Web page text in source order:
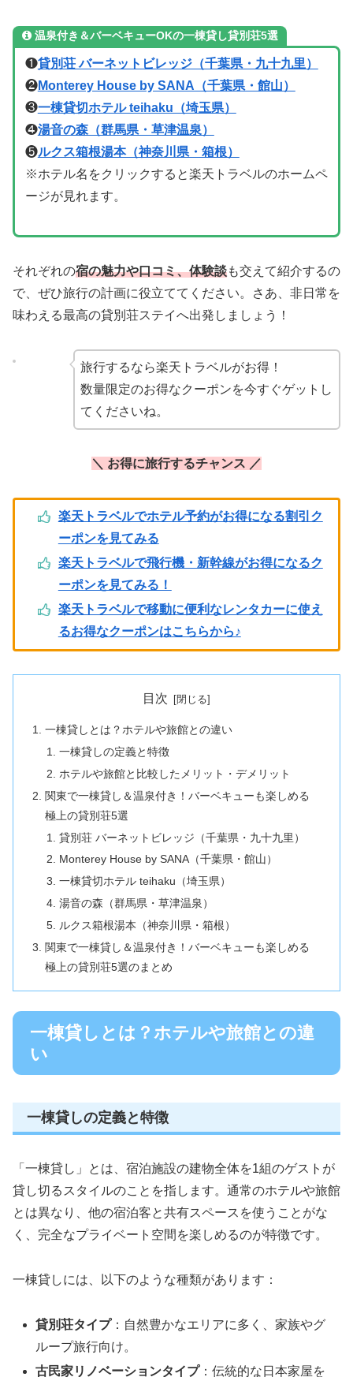
温泉付き＆バーベキューOKの一棟貸し貸別荘5選
❶貸別荘 バーネットビレッジ（千葉県・九十九里）
❷Monterey House by SANA（千葉県・館山）
❸一棟貸切ホテル teihaku（埼玉県）
❹湯音の森（群馬県・草津温泉）
❺ルクス箱根湯本（神奈川県・箱根）
※ホテル名をクリックすると楽天トラベルのホームペ
ージが見れます。
それぞれの宿の魅力や口コミ、体験談も交えて紹介するの
で、ぜひ旅行の計画に役立ててください。さあ、非日常を
味わえる最高の貸別荘ステイへ出発しましょう！
旅行するなら楽天トラベルがお得！
数量限定のお得なクーポンを今すぐゲットし
てくださいね。
＼ お得に旅行するチャンス ／
楽天トラベルでホテル予約がお得になる割引ク
ーポンを見てみる
楽天トラベルで飛行機・新幹線がお得になるク
ーポンを見てみる！
楽天トラベルで移動に便利なレンタカーに使え
るお得なクーポンはこちらから♪
目次
一棟貸しとは？ホテルや旅館との違い
一棟貸しの定義と特徴
ホテルや旅館と比較したメリット・デメリット
関東で一棟貸し＆温泉付き！バーベキューも楽しめる
極上の貸別荘5選
貸別荘 バーネットビレッジ（千葉県・九十九里）
Monterey House by SANA（千葉県・館山）
一棟貸切ホテル teihaku（埼玉県）
湯音の森（群馬県・草津温泉）
ルクス箱根湯本（神奈川県・箱根）
関東で一棟貸し＆温泉付き！バーベキューも楽しめる
極上の貸別荘5選のまとめ
一棟貸しとは？ホテルや旅館との違
い
一棟貸しの定義と特徴
「一棟貸し」とは、宿泊施設の建物全体を1組のゲストが
貸し切るスタイルのことを指します。通常のホテルや旅館
とは異なり、他の宿泊客と共有スペースを使うことがな
く、完全なプライベート空間を楽しめるのが特徴です。
一棟貸しには、以下のような種類があります：
貸別荘タイプ：自然豊かなエリアに多く、家族やグ
ループ旅行向け。
古民家リノベーションタイプ：伝統的な日本家屋を